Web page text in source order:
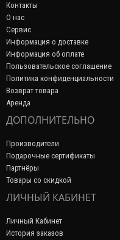
Контакты
О нас
Сервис
Информация о доставке
Информация об оплате
Пользовательское соглашение
Политика конфиденциальности
Возврат товара
Аренда
ДОПОЛНИТЕЛЬНО
Производители
Подарочные сертификаты
Партнёры
Товары со скидкой
ЛИЧНЫЙ КАБИНЕТ
Личный Кабинет
История заказов